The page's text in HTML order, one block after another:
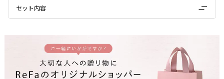
セット内容